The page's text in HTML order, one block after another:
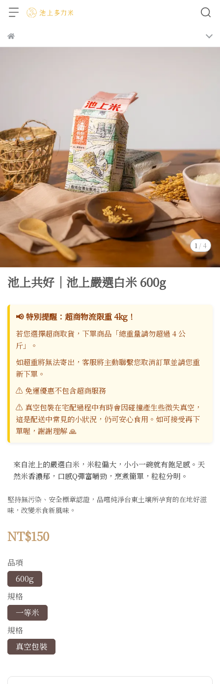
1 / 4
池上共好｜池上嚴選白米 600g
📢 特別提醒：超商物流限重 4kg！
若您選擇超商取貨，下單商品「總重量請勿超過 4 公
斤」。
如超重將無法寄出，客服將主動聯繫您取消訂單並請您重
新下單。
⚠️ 免運優惠不包含超商服務
⚠️ 真空包裝在宅配過程中有時會因碰撞產生些微失真空，
這是配送中常見的小狀況，仍可安心食用。如可接受再下
單喔，謝謝理解 🙏
來自池上的嚴選白米，米粒偏大，小小一碗就有飽足感。天
然米香濃郁，口感Q彈富嚼勁，烹煮簡單，粒粒分明。
堅持無污染、安全標章認證，品嚐純淨台東土壤所孕育的在地好滋
味，改變米食新風味。
NT$150
品項
600g
規格
一等米
規格
真空包裝